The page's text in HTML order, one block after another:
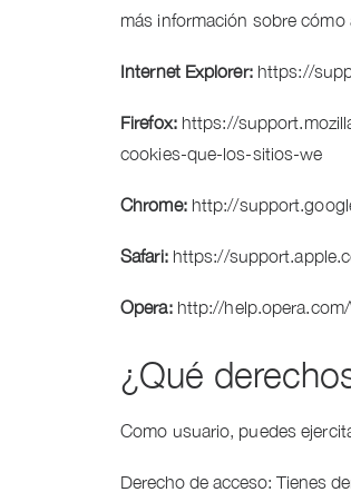
más información sobre
Internet Explorer:https://
Firefox:https://
cookies-que-los-sitios-we
Chrome:http://
Safari:https://
Opera:http://
¿Qué
Como usuario, puedes
Derecho de acceso: Tienes